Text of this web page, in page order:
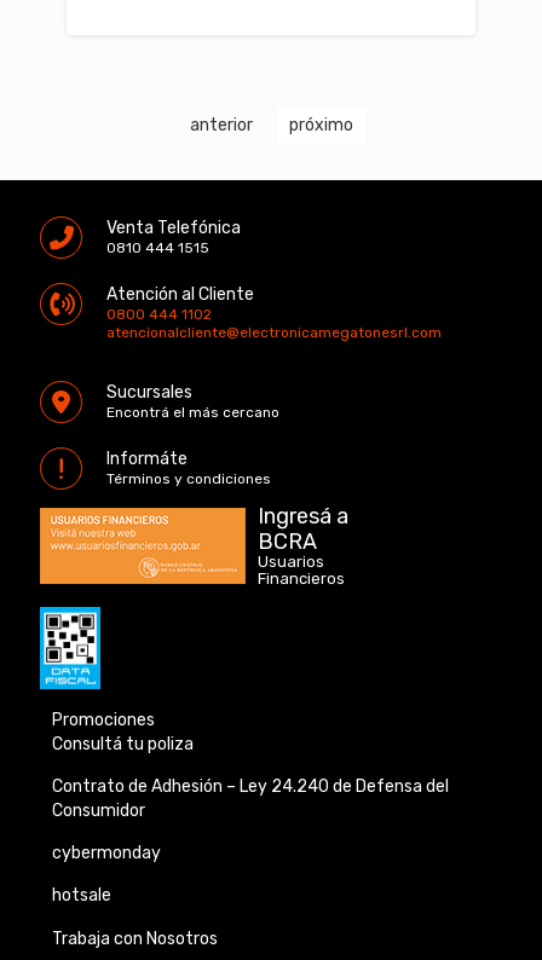
anterior próximo
Venta Telefónica
0810 444 1515
Atención al Cliente
0800 444 1102
atencionalcliente@electronicamegatonesrl.com
Sucursales
Encontrá el más cercano
Informáte
Términos y condiciones
Ingresá a
BCRA
Usuarios
Financieros
Promociones
Consultá tu poliza
Contrato de Adhesión – Ley 24.240 de Defensa del
Consumidor
cybermonday
hotsale
Trabaja con Nosotros